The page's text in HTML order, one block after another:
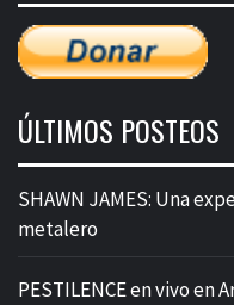
ÚLTIMOS POSTEOS
SHAWN JAMES: Una
metalero
PESTILENCE en vivo en